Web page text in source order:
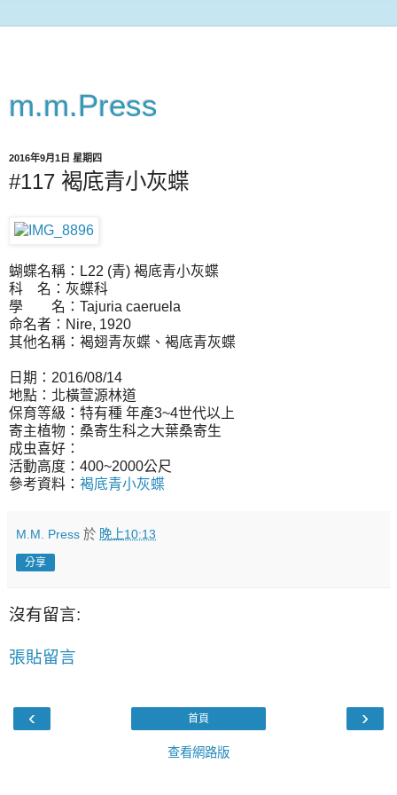
m.m.Press
2016年9月1日 星期四
#117 褐底青小灰蝶
蝴蝶名稱：L22 (青) 褐底青小灰蝶
科 名：灰蝶科
學 名：Tajuria caeruela
命名者：Nire, 1920
其他名稱：褐翅青灰蝶、褐底青灰蝶
日期：2016/08/14
地點：北橫萱源林道
保育等級：特有種 年產3~4世代以上
寄主植物：桑寄生科之大葉桑寄生
成虫喜好：
活動高度：400~2000公尺
參考資料： 褐底青小灰蝶
M.M. Press 於 晚上10:13
分享
沒有留言:
張貼留言
‹ ›
首頁
查看網路版